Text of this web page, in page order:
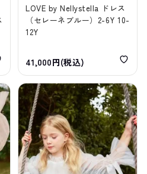
LOVE by Nellystella ドレス
（セレーネブルー）2-6Y 10-
12Y
41,000円(税込)